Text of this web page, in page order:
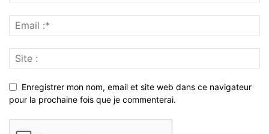
Enregistrer mon nom, email et site web dans ce navigateur
pour la prochaine fois que je commenterai.